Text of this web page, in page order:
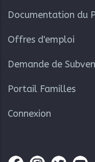
Documentation du
Offres d'emploi
Demande de
Portail Familles
Connexion